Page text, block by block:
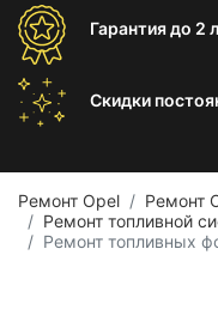
Гарантиядо 2
Скидки
Ремонт Opel
Ремонт
Ремонт топливной
Ремонт топливных